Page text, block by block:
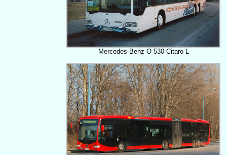
Mercedes-Benz O 530 Citaro L